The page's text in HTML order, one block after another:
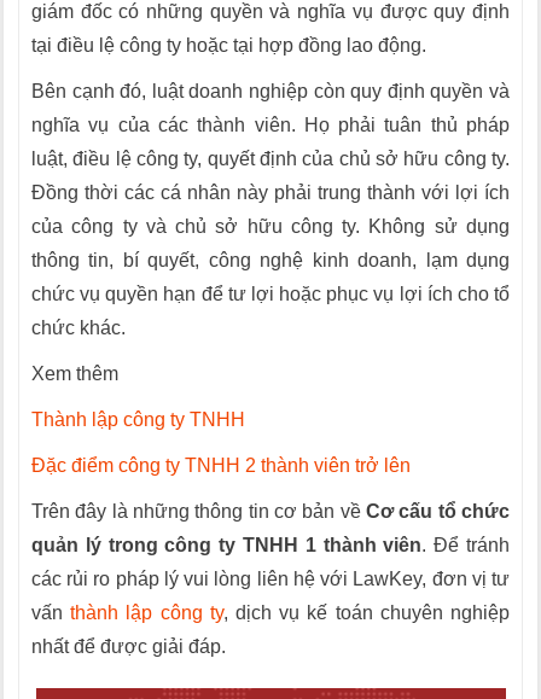
giám đốc có những quyền và nghĩa vụ được quy định
tại điều lệ công ty hoặc tại hợp đồng lao động.
Bên cạnh đó, luật doanh nghiệp còn quy định quyền và
nghĩa vụ của các thành viên. Họ phải tuân thủ pháp
luật, điều lệ công ty, quyết định của chủ sở hữu công ty.
Đồng thời các cá nhân này phải trung thành với lợi ích
của công ty và chủ sở hữu công ty. Không sử dụng
thông tin, bí quyết, công nghệ kinh doanh, lạm dụng
chức vụ quyền hạn để tư lợi hoặc phục vụ lợi ích cho tổ
chức khác.
Xem thêm
Thành lập công ty TNHH
Đặc điểm công ty TNHH 2 thành viên trở lên
Trên đây là những thông tin cơ bản về Cơ cấu tổ chức
quản lý trong công ty TNHH 1 thành viên. Để tránh
các rủi ro pháp lý vui lòng liên hệ với LawKey, đơn vị tư
vấnthành lập công ty, dịch vụ kế toán chuyên nghiệp
nhất để được giải đáp.